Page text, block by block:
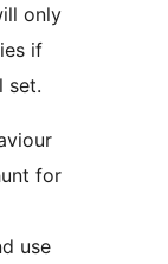
only
if
set.
for
use